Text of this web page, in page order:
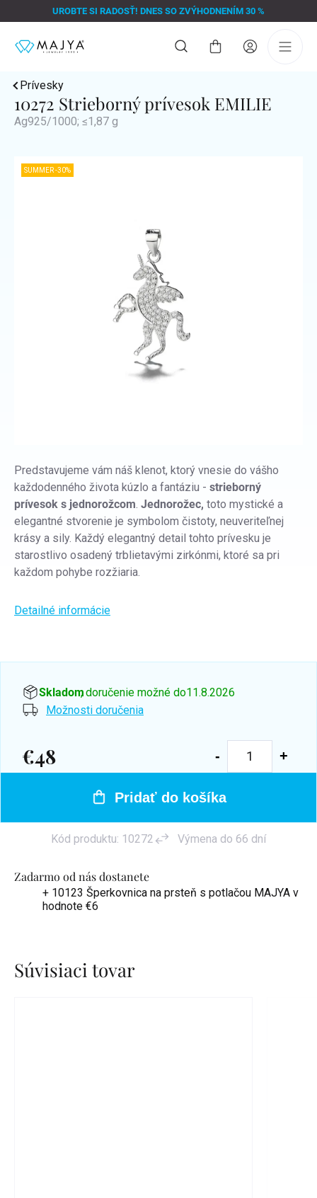
na
UROBTE SI RADOSŤ! DNES SO ZVÝHODNENÍM 30 %
Nákupný
Prívesky
10272 Strieborný prívesok EMILIE
Ag925/1000; ≤1,87 g
SUMMER -30%
Zadarmo od nás dostanete
+ 10123 Šperkovnica na prsteň s potlačou MAJYA v
hodnote €6
Predstavujeme vám náš klenot, ktorý vnesie do vášho
každodenného života kúzlo a fantáziu - strieborný
prívesok s jednorožcom. Jednorožec, toto mystické a
elegantné stvorenie je symbolom čistoty, neuveriteľnej
krásy a sily. Každý elegantný detail tohto prívesku je
starostlivo osadený trblietavými zirkónmi, ktoré sa pri
každom pohybe rozžiaria.
Detailné informácie
Skladom, doručenie možné do11.8.2026
Možnosti doručenia
€48
Jednotková
Pridať do košíka
Kód produktu: 10272 Výmena do 66 dní
Súvisiaci tovar